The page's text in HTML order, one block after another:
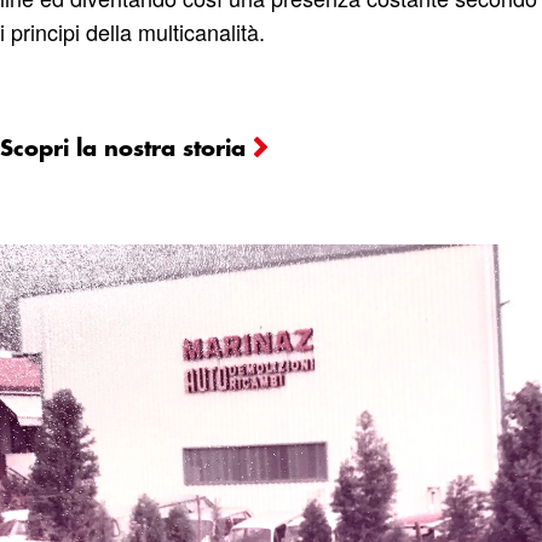
i principi della multicanalità.
Scopri la nostra storia